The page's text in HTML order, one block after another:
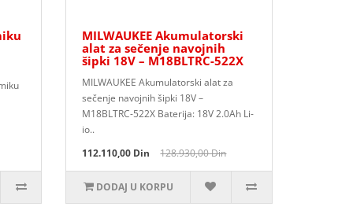
MILWAUKEE Akumulatorski
alat za sečenje navojnih
šipki 18V – M18BLTRC-522X
MILWAUKEE Akumulatorski alat za
sečenje navojnih šipki 18V –
M18BLTRC-522X Baterija: 18V 2.0Ah Li-
io..
112.110,00 Din
128.930,00 Din
DODAJ U KORPU